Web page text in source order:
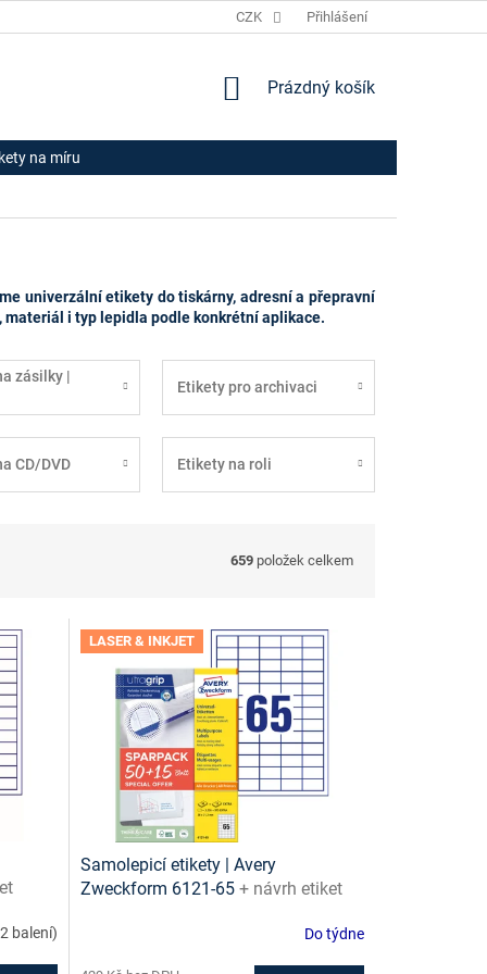
HODNOCENÍ OBCHODU
CZK Přihlášení
NÁKUPNÍ
Prázdný košík
na míru
univerzální etikety do tiskárny, adresní a přepravní
materiál i typ lepidla podle konkrétní aplikace.
zásilky |
Etikety pro archivaci
CD/DVD Etikety na roli
659 položek celkem
balení)
LASER & INKJET
Samolepicí etikety | Avery
Zweckform 6121-65 + návrh etiket
Do týdne